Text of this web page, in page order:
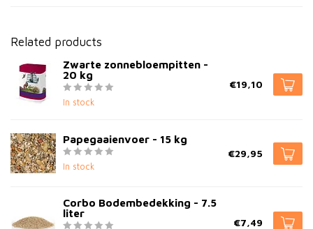
Related products
Zwarte zonnebloempitten -
20 kg
In stock
€19,10
Papegaaienvoer - 15 kg
In stock
€29,95
Corbo Bodembedekking - 7.5
liter
€7,49